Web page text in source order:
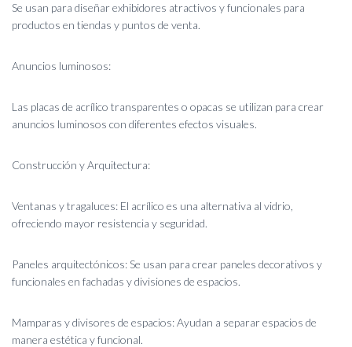
Se usan para diseñar exhibidores atractivos y funcionales para
productos en tiendas y puntos de venta.
Anuncios luminosos:
Las placas de acrílico transparentes o opacas se utilizan para crear
anuncios luminosos con diferentes efectos visuales.
Construcción y Arquitectura:
Ventanas y tragaluces: El acrílico es una alternativa al vidrio,
ofreciendo mayor resistencia y seguridad.
Paneles arquitectónicos: Se usan para crear paneles decorativos y
funcionales en fachadas y divisiones de espacios.
Mamparas y divisores de espacios: Ayudan a separar espacios de
manera estética y funcional.